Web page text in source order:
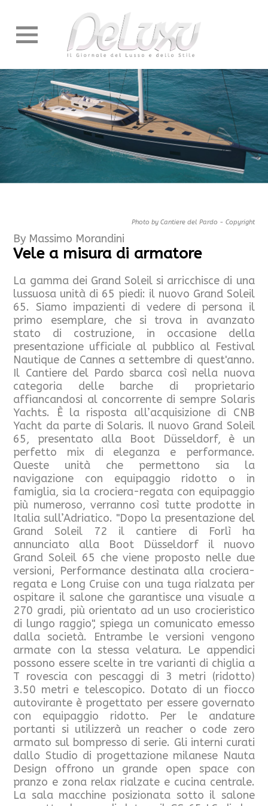
Photo by Cantiere del Pardo - Copyright
By Massimo Morandini
Vele a misura di armatore
La gamma dei Grand Soleil si arricchisce di una
lussuosa unità di 65 piedi: il nuovo Grand Soleil
65. Siamo impazienti di vedere di persona il
primo esemplare, che si trova in avanzato
stato di costruzione, in occasione della
presentazione ufficiale al pubblico al Festival
Nautique de Cannes a settembre di quest'anno.
Il Cantiere del Pardo sbarca così nella nuova
categoria delle barche di proprietario
affiancandosi al concorrente di sempre Solaris
Yachts. È la risposta all’acquisizione di CNB
Yacht da parte di Solaris. Il nuovo Grand Soleil
65, presentato alla Boot Düsseldorf, è un
perfetto mix di eleganza e performance.
Queste unità che permettono sia la
navigazione con equipaggio ridotto o in
famiglia, sia la crociera-regata con equipaggio
più numeroso, verranno così tutte prodotte in
Italia sull’Adriatico. "Dopo la presentazione del
Grand Soleil 72 il cantiere di Forlì ha
annunciato alla Boot Düsseldorf il nuovo
Grand Soleil 65 che viene proposto nelle due
versioni, Performance destinata alla crociera-
regata e Long Cruise con una tuga rialzata per
ospitare il salone che garantisce una visuale a
270 gradi, più orientato ad un uso crocieristico
di lungo raggio", spiega un comunicato emesso
dalla società. Entrambe le versioni vengono
armate con la stessa velatura. Le appendici
possono essere scelte in tre varianti di chiglia a
T rovescia con pescaggi di 3 metri (ridotto)
3.50 metri e telescopico. Dotato di un fiocco
autovirante è progettato per essere governato
con equipaggio ridotto. Per le andature
portanti si utilizzerà un reacher o code zero
armato sul bompresso di serie. Gli interni curati
dallo Studio di progettazione milanese Nauta
Design offrono un grande open space con
pranzo e zona relax rialzate e cucina centrale.
La sala macchine posizionata sotto il salone